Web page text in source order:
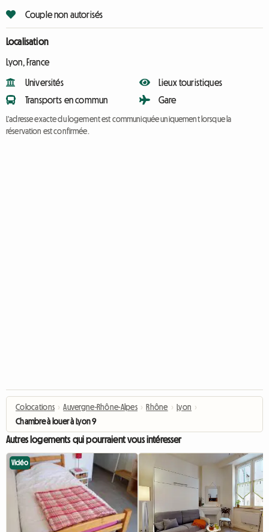
Couple non autorisés
Localisation
Lyon, France
Universités
Transports en commun
Lieux touristiques
Gare
L'adresse exacte du logement est communiquée uniquement lorsque la
réservation est confirmée.
Colocations › Auvergne-Rhône-Alpes › Rhône › Lyon ›
Chambre à louer à Lyon 9
Autres logements qui pourraient vous intéresser
Vidéo